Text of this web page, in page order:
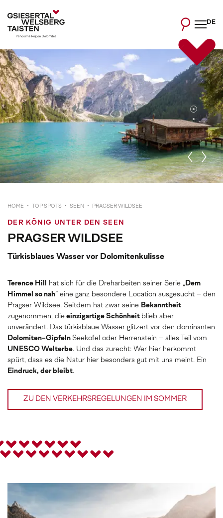
DE
HOME TOP SPOTS SEEN PRAGSER WILDSEE
DER KÖNIG UNTER DEN SEEN
PRAGSER WILDSEE
Türkisblaues Wasser vor Dolomitenkulisse
Terence Hill hat sich für die Dreharbeiten seiner Serie „Dem
Himmel so nah” eine ganz besondere Location ausgesucht – den
Pragser Wildsee. Seitdem hat zwar seine Bekanntheit
zugenommen, die einzigartige Schönheit blieb aber
unverändert. Das türkisblaue Wasser glitzert vor den dominanten
Dolomiten-Gipfeln Seekofel oder Herrenstein – alles Teil vom
UNESCO Welterbe. Und das zurecht: Wer hier herkommt
spürt, dass es die Natur hier besonders gut mit uns meint. Ein
Eindruck, der bleibt.
ZU DEN VERKEHRSREGELUNGEN IM SOMMER